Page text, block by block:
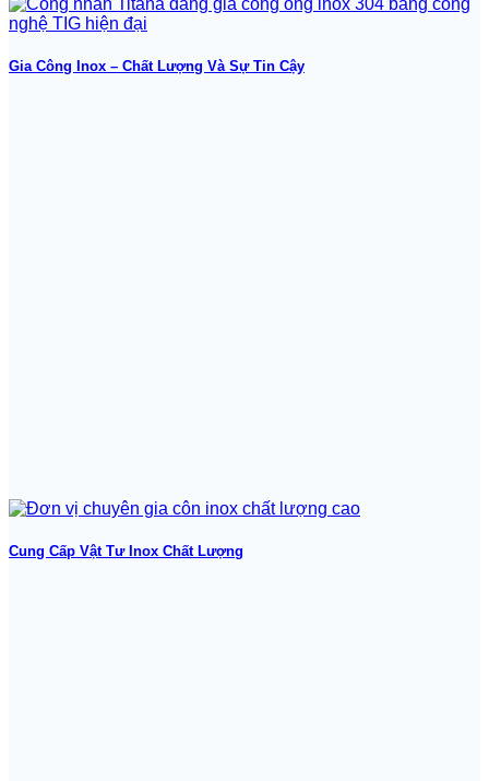
Gia Công Inox – Chất Lượng Và Sự Tin Cậy
Cung Cấp Vật Tư Inox Chất Lượng